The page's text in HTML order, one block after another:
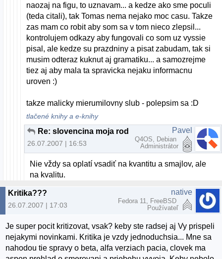
naozaj na figu, to uznavam... a kedze ako sme poculi
(teda citali), tak Tomas nema nejako moc casu. Takze
zas mam co robit aby som sa v tom nieco zlepsil...
kontrolujem odkazy aby fungovali co som uz vyssie
pisal, ale kedze su prazdniny a pisat zabudam, tak si
musim odteraz kuknut aj gramatiku... a samozrejme
tiez aj aby mala ta spravicka nejaku informacnu
uroven :)
takze malicky mierumilovny slub - polepsim sa :D
tlačené knihy a e-knihy
Re: slovencina moja rodna
26.07.2007 | 16:53
Pavel
Q4OS, Debian
Administrátor
Nie vždy sa oplatí vsadiť na kvantitu a smajlov, ale
na kvalitu.
Kritika???
26.07.2007 | 17:03
native
Fedora 11, FreeBSD
Používateľ
Je super pocit kritizovat, vsak? keby ste radsej aj Vy prispeli
nejakymi novinkami. Kritika je vzdy jednoduchsia... Mne sa
nahodou tie spravy o beta, alfa verziach pacia, clovek ma